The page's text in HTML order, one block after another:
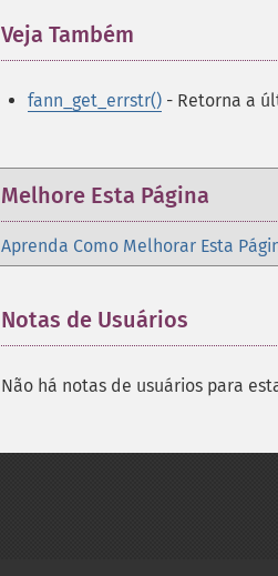
Veja Também
fann_get_errstr() - Retorna a
Melhore Esta Página
Aprenda Como Melhorar Esta
Notas de Usuários
Não há notas de usuários para